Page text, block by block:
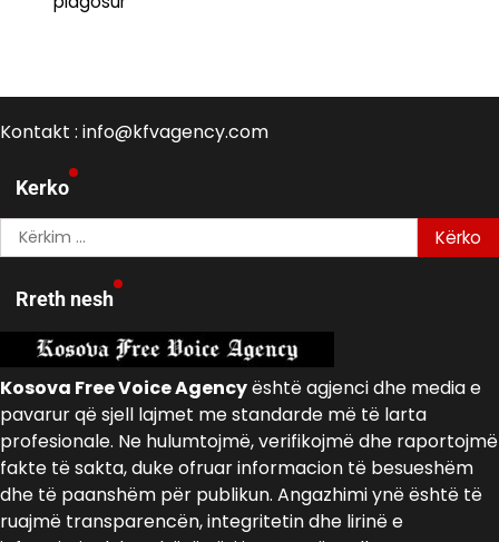
Kontakt : info@kfvagency.com
Kerko
Kërko
për:
Rreth nesh
Kosova Free Voice Agencyështë agjenci dhe media e
pavarur që sjell lajmet me standarde më të larta
profesionale. Ne hulumtojmë, verifikojmë dhe raportojmë
fakte të sakta, duke ofruar informacion të besueshëm
dhe të paanshëm për publikun. Angazhimi ynë është të
ruajmë transparencën, integritetin dhe lirinë e